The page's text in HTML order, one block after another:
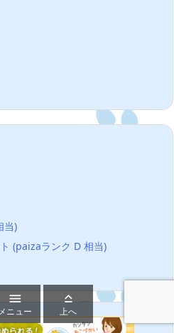
当)
(paizaランク D 相当)

メニュー

上へ